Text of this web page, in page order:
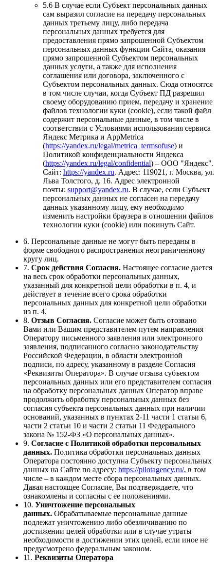
5.6 В случае если Субъект персональных данных
сам выразил согласие на передачу персональных
данных третьему лицу, либо передача
персональных данных требуется для
предоставления прямо запрошенной Субъектом
персональных данных функции Сайта, оказания
прямо запрошенной Субъектом персональных
данных услуги, а также для исполнения
соглашения или договора, заключенного с
Субъектом персональных данных. Сюда относятся
в том числе случаи, когда Субъект ПД разрешил
своему оборудованию прием, передачу и хранение
файлов технологии куки (cookie), если такой файл
содержит персональные данные, в том числе в
соответствии с Условиями использования сервиса
Яндекс Метрика и AppMetrica
(https://yandex.ru/legal/metrica_termsofuse) и
Политикой конфиденциальности Яндекса
(https://yandex.ru/legal/confidential) – ООО "Яндекс".
Сайт: https://yandex.ru. Адрес: 119021, г. Москва, ул.
Льва Толстого, д. 16. Адрес электронной
почты: support@yandex.ru. В случае, если Субъект
персональных данных не согласен на передачу
данных указанному лицу, ему необходимо
изменить настройки браузера в отношении файлов
технологии куки (cookie) или покинуть Сайт.
6. Персональные данные не могут быть переданы в
форме свободного распространения неограниченному
кругу лиц.
7. Срок действия Согласия. Настоящее согласие дается
на весь срок обработки персональных данных,
указанный для конкретной цели обработки в п. 4, и
действует в течение всего срока обработки
персональных данных для конкретной цели обработки
из п. 4.
8. Отзыв Согласия. Согласие может быть отозвано
Вами или Вашим представителем путем направления
Оператору письменного заявления или электронного
заявления, подписанного согласно законодательству
Российской Федерации, в области электронной
подписи, по адресу, указанному в разделе Согласия
«Реквизиты Оператора». В случае отзыва субъектом
персональных данных или его представителем согласия
на обработку персональных данных Оператор вправе
продолжить обработку персональных данных без
согласия субъекта персональных данных при наличии
оснований, указанных в пунктах 2-11 части 1 статьи 6,
части 2 статьи 10 и части 2 статьи 11 Федерального
закона № 152-ФЗ «О персональных данных».
9. Согласие с Политикой обработки персональных
данных. Политика обработки персональных данных
Оператора постоянно доступна Субъекту персональных
данных на Сайте по адресу: https://pilotagency.ru/, в том
числе – в каждом месте сбора персональных данных.
Давая настоящее Согласие, Вы подтверждаете, что
ознакомлены и согласны с ее положениями.
10. Уничтожение персональных
данных. Обрабатываемые персональные данные
подлежат уничтожению либо обезличиванию по
достижении целей обработки или в случае утраты
необходимости в достижении этих целей, если иное не
предусмотрено федеральным законом.
11. Реквизиты Оператора